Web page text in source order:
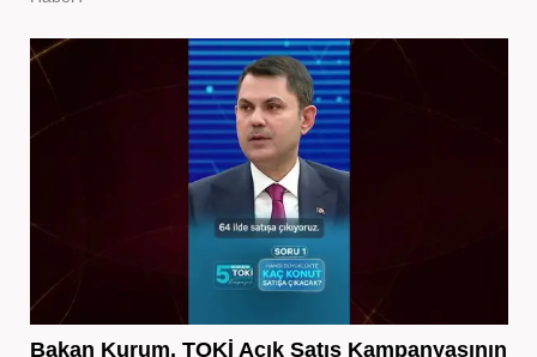
Bakan Kurum, TOKİ Açık Satış Kampanyasının